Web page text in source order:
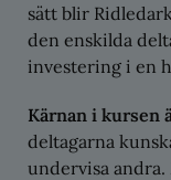
sätt blir
den enskilda
investering i en
Kärnan i kursen
deltagarna
undervisa